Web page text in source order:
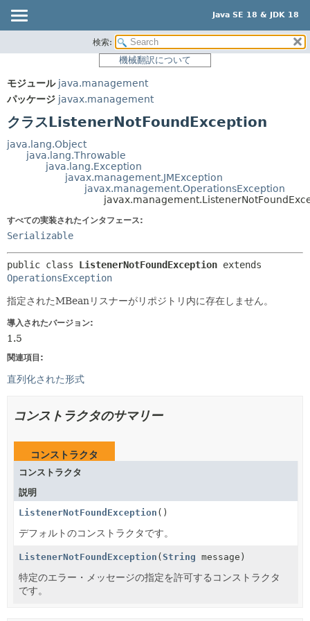
Java SE 18 & JDK 18
パッケージ
使用
ツリー
プレビュー
非推奨
索引
ヘルプ
サマリー:
ネスト済
メソッド
フィールド
コンストラクタ
検索:
機械翻訳について
モジュール java.management
パッケージ javax.management
クラスListenerNotFoundException
java.lang.Object
java.lang.Throwable
java.lang.Exception
javax.management.JMException
javax.management.OperationsException
すべての実装されたインタフェース:
Serializable
public class ListenerNotFoundException
OperationsException
指定されたMBeanリスナーがリポジトリ内に存在しません。
導入されたバージョン:
1.5
関連項目:
直列化された形式
コンストラクタのサマリー
コンストラクタ
コンストラクタ
説明
ListenerNotFoundException ()
デフォルトのコンストラクタです。
ListenerNotFoundException (String message)
特定のエラー・メッセージの指定を許可するコンストラクタ
です。